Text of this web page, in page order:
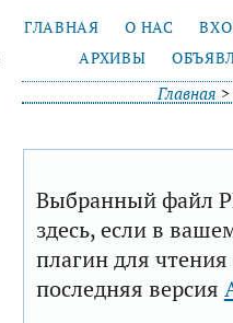
ГЛАВНАЯ О НАС
АРХИВЫ
Главная
Выбранный файл
здесь, если в
плагин для
последняя версия